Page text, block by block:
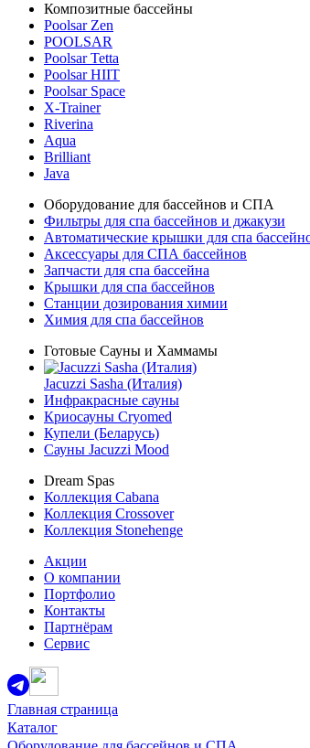
Композитные бассейны
Poolsar Zen
POOLSAR
Poolsar Tetta
Poolsar HIIT
Poolsar Space
X-Trainer
Riverina
Aqua
Brilliant
Java
Оборудование для бассейнов и СПА
Фильтры для спа бассейнов и джакузи
Автоматические крышки для спа
Аксессуары для СПА бассейнов
Запчасти для спа бассейна
Крышки для спа бассейнов
Станции дозирования химии
Химия для спа бассейнов
Готовые Сауны и Хаммамы
Jacuzzi Sasha (Италия)
Инфракрасные сауны
Криосауны Cryomed
Купели (Беларусь)
Сауны Jacuzzi Mood
Dream Spas
Коллекция Cabana
Коллекция Crossover
Коллекция Stonehenge
Акции
О компании
Портфолио
Контакты
Партнёрам
Сервис
Главная страница
Каталог